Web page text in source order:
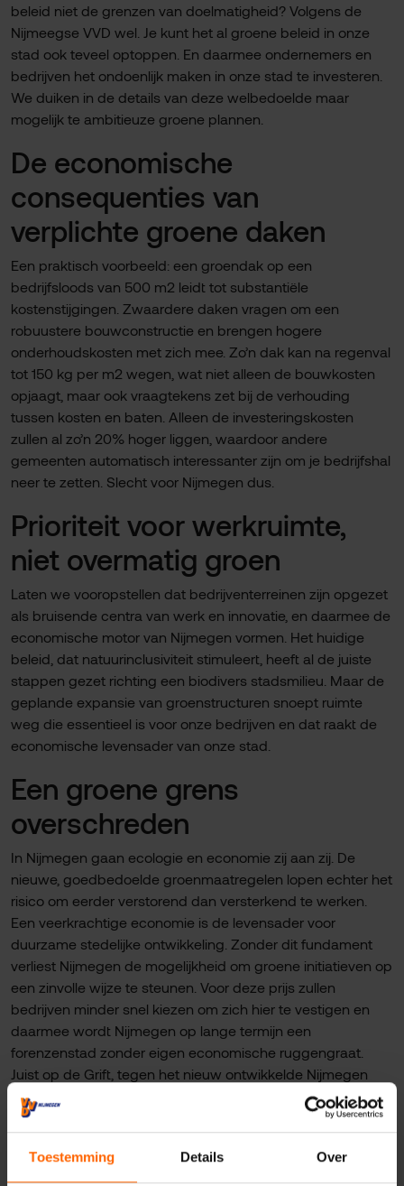
Toestemming Details Over
beleid niet de grenzen van doelmatigheid? Volgens de
Nijmeegse VVD wel. Je kunt het al groene beleid in onze
stad ook teveel optoppen. En daarmee ondernemers en
bedrijven het ondoenlijk maken in onze stad te investeren.
We duiken in de details van deze welbedoelde maar
mogelijk te ambitieuze groene plannen.
De economische
consequenties van
verplichte groene daken
Een praktisch voorbeeld: een groendak op een
bedrijfsloods van 500 m2 leidt tot substantiële
kostenstijgingen. Zwaardere daken vragen om een
robuustere bouwconstructie en brengen hogere
onderhoudskosten met zich mee. Zo’n dak kan na regenval
tot 150 kg per m2 wegen, wat niet alleen de bouwkosten
opjaagt, maar ook vraagtekens zet bij de verhouding
tussen kosten en baten. Alleen de investeringskosten
zullen al zo’n 20% hoger liggen, waardoor andere
gemeenten automatisch interessanter zijn om je bedrijfshal
neer te zetten. Slecht voor Nijmegen dus.
Prioriteit voor werkruimte,
niet overmatig groen
Laten we vooropstellen dat bedrijventerreinen zijn opgezet
als bruisende centra van werk en innovatie, en daarmee de
economische motor van Nijmegen vormen. Het huidige
beleid, dat natuurinclusiviteit stimuleert, heeft al de juiste
stappen gezet richting een biodivers stadsmilieu. Maar de
geplande expansie van groenstructuren snoept ruimte
weg die essentieel is voor onze bedrijven en dat raakt de
economische levensader van onze stad.
Een groene grens
overschreden
In Nijmegen gaan ecologie en economie zij aan zij. De
nieuwe, goedbedoelde groenmaatregelen lopen echter het
risico om eerder verstorend dan versterkend te werken.
Een veerkrachtige economie is de levensader voor
duurzame stedelijke ontwikkeling. Zonder dit fundament
verliest Nijmegen de mogelijkheid om groene initiatieven op
een zinvolle wijze te steunen. Voor deze prijs zullen
bedrijven minder snel kiezen om zich hier te vestigen en
daarmee wordt Nijmegen op lange termijn een
forenzenstad zonder eigen economische ruggengraat.
Juist op de Grift, tegen het nieuw ontwikkelde Nijmegen
Noord aan, is dit een gemiste kans: we willen dat mensen
dichtbij huis kunnen werken. Dit scheelt
vervoersbewegingen en versterkt de aantrekkelijkheid van
dit deel van Nijmegen.